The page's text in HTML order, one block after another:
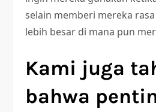
selain memberi mereka
lebih besar di mana pun
Kami juga
bahwa